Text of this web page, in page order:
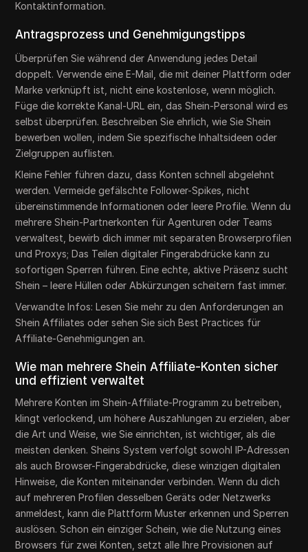
Kontaktinformation.
Antragsprozess und Genehmigungstipps
Überprüfen Sie während der Anwendung jedes Detail
doppelt. Verwende eine E-Mail, die mit deiner Plattform oder
Marke verknüpft ist, nicht eine kostenlose, wenn möglich.
Füge die korrekte Kanal-URL ein, das Shein-Personal wird es
selbst überprüfen. Beschreiben Sie ehrlich, wie Sie Shein
bewerben wollen, indem Sie spezifische Inhaltsideen oder
Zielgruppen auflisten.
Kleine Fehler führen dazu, dass Konten schnell abgelehnt
werden. Vermeide gefälschte Follower-Spikes, nicht
übereinstimmende Informationen oder leere Profile. Wenn du
mehrere Shein-Partnerkonten für Agenturen oder Teams
verwaltest, bewirb dich immer mit separaten Browserprofilen
und Proxys; Das Teilen digitaler Fingerabdrücke kann zu
sofortigen Sperren führen. Eine echte, aktive Präsenz sucht
Shein – leere Hüllen oder Abkürzungen scheitern fast immer.
Verwandte Infos: Lesen Sie mehr zu den Anforderungen an
Shein Affiliates oder sehen Sie sich Best Practices für
Affiliate-Genehmigungen an.
Wie man mehrere Shein Affiliate-Konten sicher
und effizient verwaltet
Mehrere Konten im Shein-Affiliate-Programm zu betreiben,
klingt verlockend, um höhere Auszahlungen zu erzielen, aber
die Art und Weise, wie Sie einrichten, ist wichtiger, als die
meisten denken. Sheins System verfolgt sowohl IP-Adressen
als auch Browser-Fingerabdrücke, diese winzigen digitalen
Hinweise, die Konten miteinander verbinden. Wenn du dich
auf mehreren Profilen desselben Geräts oder Netzwerks
anmeldest, kann die Plattform Muster erkennen und Sperren
auslösen. Schon ein einziger Schein, wie die Nutzung eines
Browsers für zwei Konten, setzt alle Ihre Provisionen auf